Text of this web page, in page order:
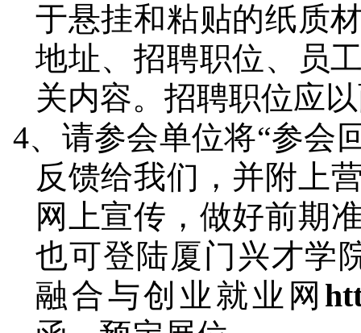
于悬挂和粘贴的纸质
地址、招聘职位、员
关内容。招聘职位应
4、 请参会单位将“参会
反馈给我们 ，并附上
网上宣传 ， 做好前期
也可登陆厦门兴才学
融合与创业就业网